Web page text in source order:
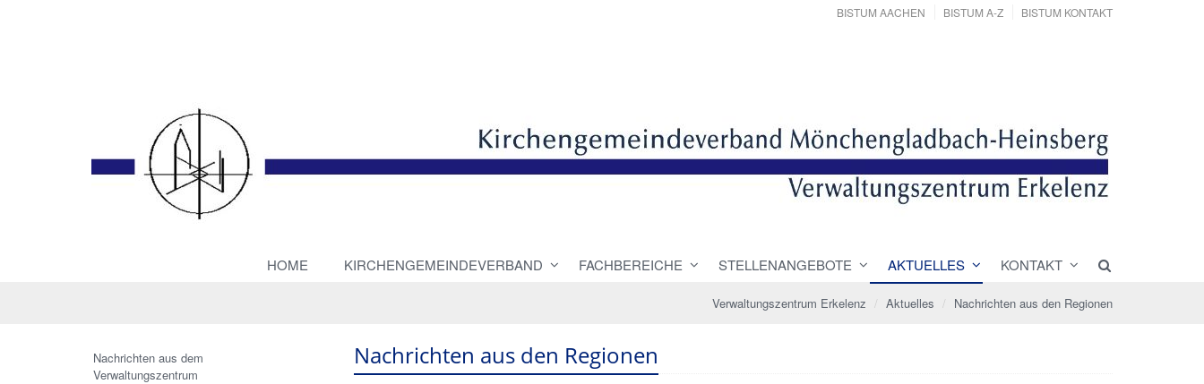
BISTUM AACHEN BISTUM A-Z BISTUM KONTAKT
HOME KIRCHENGEMEINDEVERBAND FACHBEREICHE STELLENANGEBOTE AKTUELLES KONTAKT
Verwaltungszentrum Erkelenz Aktuelles Nachrichten aus den Regionen
Nachrichten aus den Regionen
Nachrichten aus dem
Verwaltungszentrum